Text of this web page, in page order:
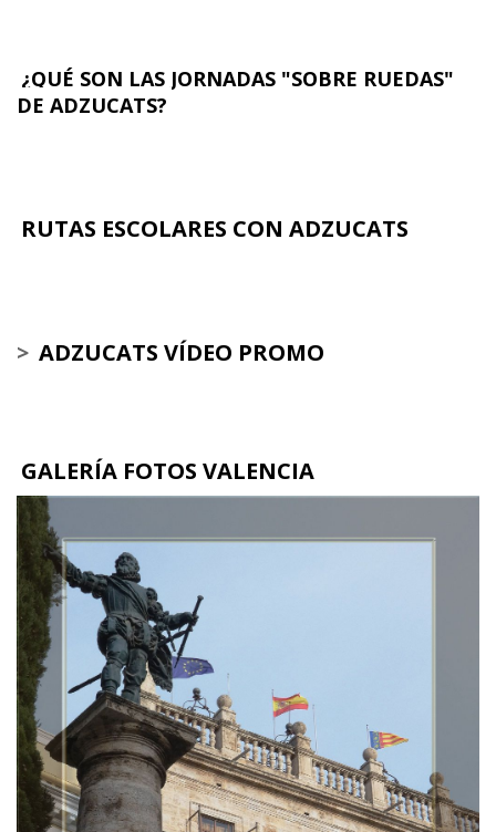
¿QUÉ SON LAS JORNADAS "SOBRE RUEDAS"
DE ADZUCATS?
RUTAS ESCOLARES CON ADZUCATS
> ADZUCATS VÍDEO PROMO
GALERÍA FOTOS VALENCIA